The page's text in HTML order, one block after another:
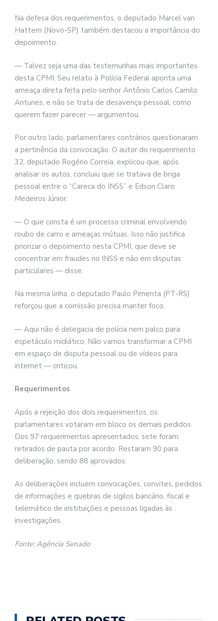
Na defesa dos requerimentos, o deputado Marcel van
Hattem (Novo-SP) também destacou a importância do
depoimento.
— Talvez seja uma das testemunhas mais importantes
desta CPMI. Seu relato à Polícia Federal aponta uma
ameaça direta feita pelo senhor Antônio Carlos Camilo
Antunes, e não se trata de desavença pessoal, como
querem fazer parecer — argumentou.
Por outro lado, parlamentares contrários questionaram
a pertinência da convocação. O autor do requerimento
32, deputado Rogério Correia, explicou que, após
analisar os autos, concluiu que se tratava de briga
pessoal entre o “Careca do INSS” e Edson Claro
Medeiros Júnior.
— O que consta é um processo criminal envolvendo
roubo de carro e ameaças mútuas. Isso não justifica
priorizar o depoimento nesta CPMI, que deve se
concentrar em fraudes no INSS e não em disputas
particulares — disse.
Na mesma linha, o deputado Paulo Pimenta (PT-RS)
reforçou que a comissão precisa manter foco.
— Aqui não é delegacia de polícia nem palco para
espetáculo midiático. Não vamos transformar a CPMI
em espaço de disputa pessoal ou de vídeos para
internet — criticou.
Requerimentos
Após a rejeição dos dois requerimentos, os
parlamentares votaram em bloco os demais pedidos.
Dos 97 requerimentos apresentados, sete foram
retirados de pauta por acordo. Restaram 90 para
deliberação, sendo 88 aprovados.
As deliberações incluem convocações, convites, pedidos
de informações e quebras de sigilos bancário, fiscal e
telemático de instituições e pessoas ligadas às
investigações.
Fonte: Agência Senado